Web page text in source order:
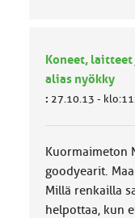
Koneet,
alias nyökky
: 27.10.13 -
Kuormaimeton
goodyearit.
Millä renkailla
helpottaa, kun